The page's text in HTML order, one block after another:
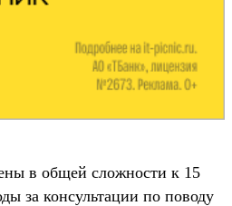
в общей сложности к 15
за консультации по поводу